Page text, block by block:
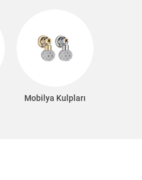
Mobilya Kulpları